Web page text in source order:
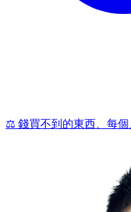
⚖️ 錢買不到的東西、每